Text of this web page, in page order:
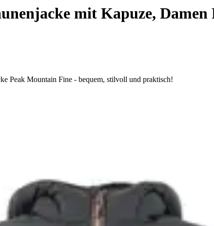
mit Kapuze, Damen
Peak Mountain Fine - bequem, stilvoll und praktisch!